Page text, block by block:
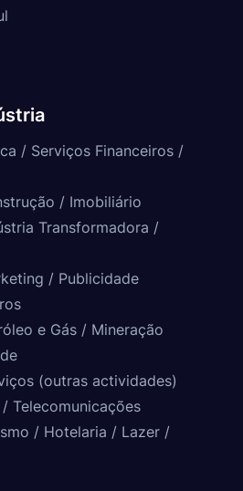
/ Serviços Financeiros /
/ Imobiliário
Transformadora /
/ Publicidade
e Gás / Mineração
(outras actividades)
Telecomunicações
/ Hotelaria / Lazer /